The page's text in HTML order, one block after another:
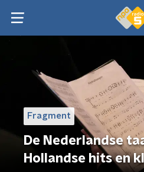
Fragment
De Nederlandse
Hollandse hits en